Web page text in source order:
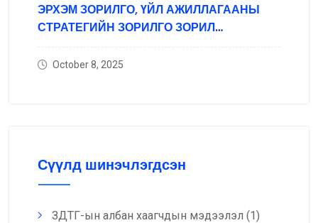
ЭРХЭМ ЗОРИЛГО, ҮЙЛ АЖИЛЛАГААНЫ
СТРАТЕГИЙН ЗОРИЛГО ЗОРИЛ
October 8, 2025
Сүүлд шинэчлэгдсэн
ЗДТГ-ын албан хаагчдын мэдээлэл (1)